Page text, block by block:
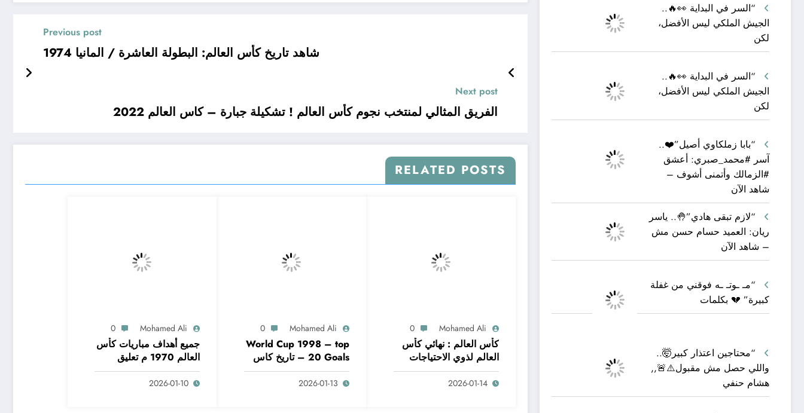
“السر في البداية 👀🔥..
الجيش الملكي ليس الأفضل،
لكن
“السر في البداية 👀🔥..
الجيش الملكي ليس الأفضل،
لكن
“بابا زملكاوي أصيل”❤️..
آسر #محمد_صبري: أعشق
#الزمالك وأتمنى أشوف –
شاهد الآن
“لازم تبقى هادي”🤚.. ياسر
ريان: العميد حسام حسن مش
– شاهد الآن
“مـ ـوتـ ـه فوقني من غفلة
كبيرة” 💔 بكلمات
“محتاجين اعتذار كبير🤯..
واللي حصل مش مقبول⚠️🚨,,
هشام حنفي
Previous post
شاهد تاريخ كأس العالم: البطولة العاشرة / المانيا 1974
Next post
الفريق المثالي لمنتخب نجوم كأس العالم ! تشكيلة جبارة – كاس العالم 2022
RELATED POSTS
Mohamed Ali
0
كأس العالم : نهائي كأس
العالم لذوي الاحتياجات
الخاصة 2010
2026-01-14
Mohamed Ali
0
World Cup 1998 – top
20 Goals – تاريخ كاس
العالم
2026-01-13
Mohamed Ali
0
جميع أهداف مباريات كأس
العالم 1970 م تعليق
عربي – تاريخ كاس العالم
2026-01-10